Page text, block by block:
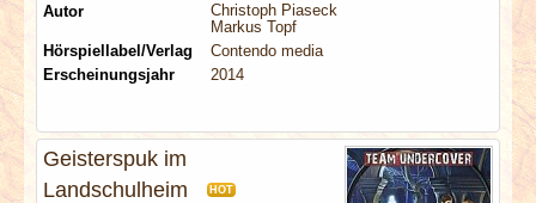
Autor
Christoph Piasecki
Markus Topf
Hörspiellabel/Verlag
Contendo media
Erscheinungsjahr
2014
Geisterspuk im
Landschulheim
HOT